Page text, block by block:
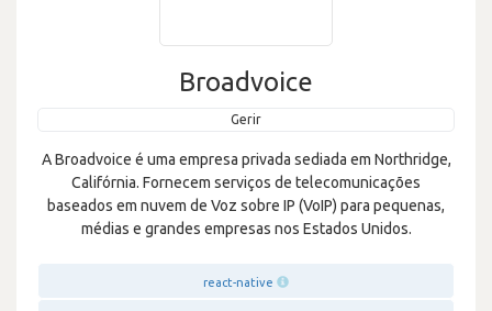
Broadvoice
Gerir
A Broadvoice é uma empresa privada sediada em Northridge,
Califórnia. Fornecem serviços de telecomunicações
baseados em nuvem de Voz sobre IP (VoIP) para pequenas,
médias e grandes empresas nos Estados Unidos.
react-native